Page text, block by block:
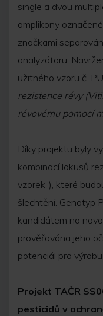
single a dvou
amplikony
značkami
analyzátoru.
užitného vzoru č.
rezistence révy
révovému pomocí
Díky projektu byly
kombinací lokusů
vzorek“), které
šlechtění. Genotyp
kandidátem na
prověřována jeho
potenciál pro
Projekt TAČR
pesticidů v